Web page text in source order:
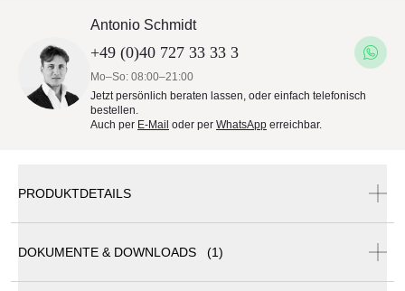
Antonio Schmidt
+49 (0)40 727 33 33 3
Mo–So: 08:00–21:00
Jetzt persönlich beraten lassen, oder einfach telefonisch
bestellen.
Auch per E-Mail oder per WhatsApp erreichbar.
PRODUKTDETAILS
DOKUMENTE & DOWNLOADS (1)